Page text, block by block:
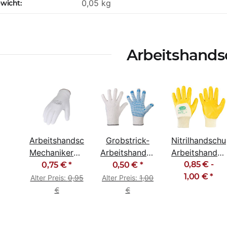
0,05 kg
Arbeitshandschuhe
Mechanikerhandschuhe
PU weiß
0,75 €*
Alter Preis:0,95
€
Grobstrick-
Arbeitshandschuhe
einseitig PVC
genoppt
0,50 € *
Alter Preis: 1,00
€
gelb
0,85 € -
1,00 €*